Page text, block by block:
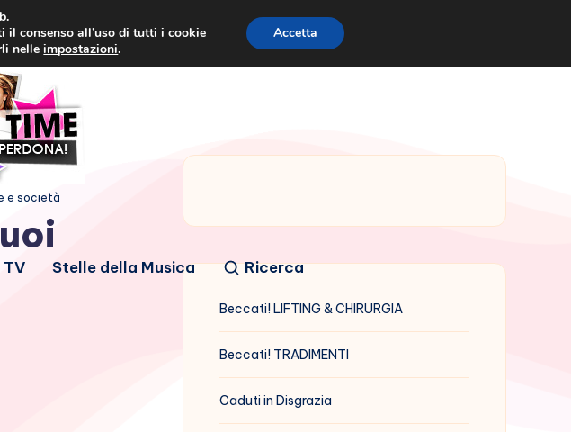
e società
Stelle della Musica Ricerca
Beccati! LIFTING & CHIRURGIA
Beccati! TRADIMENTI
Caduti in Disgrazia
il consenso all’uso di tutti i cookie
nelleimpostazioni.
Accetta